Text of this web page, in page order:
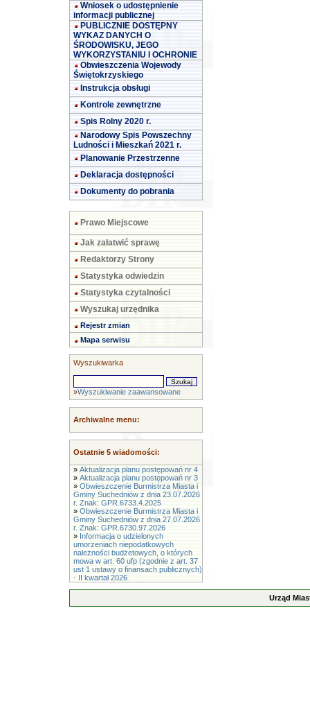
Wniosek o udostępnienie
informacji publicznej
PUBLICZNIE DOSTĘPNY
WYKAZ DANYCH O
ŚRODOWISKU, JEGO
WYKORZYSTANIU I OCHRONIE
Obwieszczenia Wojewody
Świętokrzyskiego
Instrukcja obsługi
Kontrole zewnętrzne
Spis Rolny 2020 r.
Narodowy Spis Powszechny
Ludności i Mieszkań 2021 r.
Planowanie Przestrzenne
Deklaracja dostępności
Dokumenty do pobrania
Prawo Miejscowe
Jak załatwić sprawę
Redaktorzy Strony
Statystyka odwiedzin
Statystyka czytalności
Wyszukaj urzędnika
Rejestr zmian
Mapa serwisu
Wyszukiwarka
»Wyszukiwanie zaawansowane
Archiwalne menu:
Ostatnie 5 wiadomości:
» Aktualizacja planu postępowań nr 4
» Aktualizacja planu postępowań nr 3
» Obwieszczenie Burmistrza Miasta i
Gminy Suchedniów z dnia 23.07.2026
r. Znak: GPR.6733.4.2025
» Obwieszczenie Burmistrza Miasta i
Gminy Suchedniów z dnia 27.07.2026
r. Znak: GPR.6730.97.2026
» Informacja o udzielonych
umorzeniach niepodatkowych
należności budżetowych, o których
mowa w art. 60 ufp (zgodnie z art. 37
ust 1 ustawy o finansach publicznych)
- II kwartał 2026
Urząd